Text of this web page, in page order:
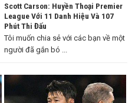
Scott Carson: Huyền Thoại Premier
League Với 11 Danh Hiệu Và 107
Phút Thi Đấu
Tôi muốn chia sẻ với các bạn về một
người đã gắn bó ...